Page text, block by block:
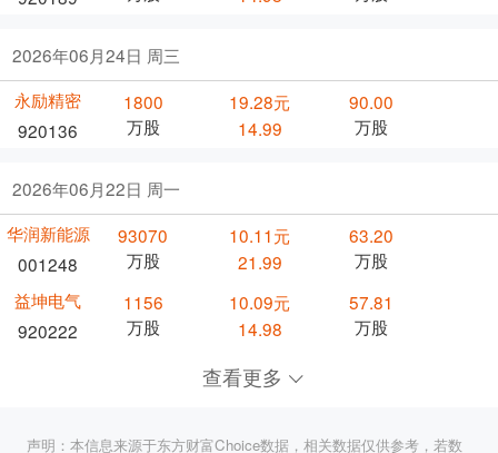
2026年06月24日 周三
永励精密
920136
1800
万股
19.28元
14.99
90.00
万股
2026年06月22日 周一
华润新能源
001248
93070
万股
10.11元
21.99
63.20
万股
益坤电气
920222
1156
万股
10.09元
14.98
57.81
万股
查看更多
声明：本信息来源于东方财富Choice数据，相关数据仅供参考，若数